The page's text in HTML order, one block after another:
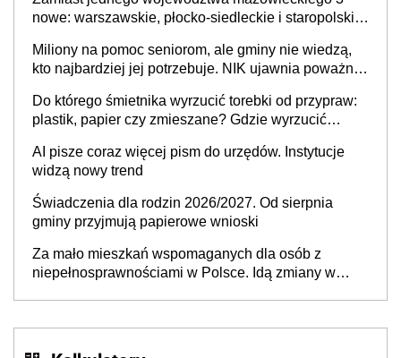
nowe: warszawskie, płocko-siedleckie i staropolskie.
stołecznych
Miliony na pomoc seniorom, ale gminy nie wiedzą,
kto najbardziej jej potrzebuje. NIK ujawnia poważną
Do którego śmietnika wyrzucić torebki od przypraw:
plastik, papier czy zmieszane? Gdzie wyrzucić
AI pisze coraz więcej pism do urzędów. Instytucje
widzą nowy trend
Świadczenia dla rodzin 2026/2027. Od sierpnia
gminy przyjmują papierowe wnioski
Za mało mieszkań wspomaganych dla osób z
niepełnosprawnościami w Polsce. Idą zmiany w